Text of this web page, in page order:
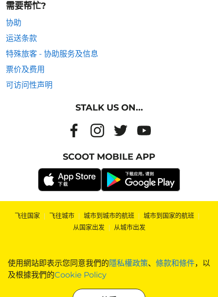
使用網站即表示您同意我們的隱私權政策、 條款和條件，以
及根據我們的Cookie Policy
需要帮忙?
协助
运送条款
特殊旅客 - 协助服务及信息
票价及费用
可访问性声明
STALK US ON...
SCOOT MOBILE APP
飞往国家 | 飞往城市 | 城市到城市的航班 | 城市到国家的航班 |
从国家出发 | 从城市出发